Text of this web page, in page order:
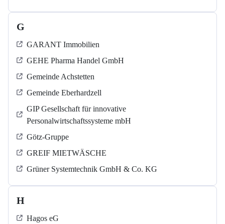
G
GARANT Immobilien
GEHE Pharma Handel GmbH
Gemeinde Achstetten
Gemeinde Eberhardzell
GIP Gesellschaft für innovative
Personalwirtschaftssysteme mbH
Götz-Gruppe
GREIF MIETWÄSCHE
Grüner Systemtechnik GmbH & Co. KG
H
Hagos eG